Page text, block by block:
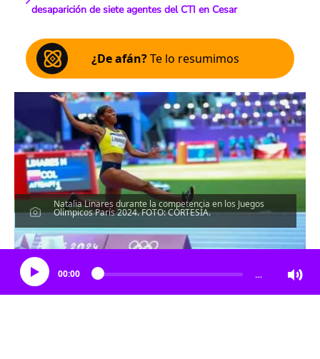
desaparición de siete agentes del CTI en Cesar
¿De afán?Te lo resumimos
Natalia Linares durante la competencia en los Juegos
Olímpicos París 2024. FOTO: CORTESÍA.
Escucha el artículo
00:00 …